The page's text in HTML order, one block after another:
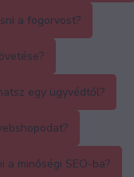
a fogorvost?
egy ügyvédtől?
a minőségi SEO-ba?